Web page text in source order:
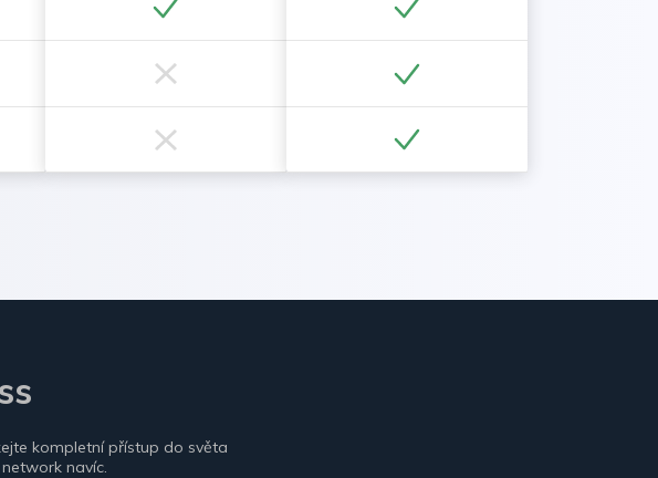
kompletní přístup do světa
navíc.